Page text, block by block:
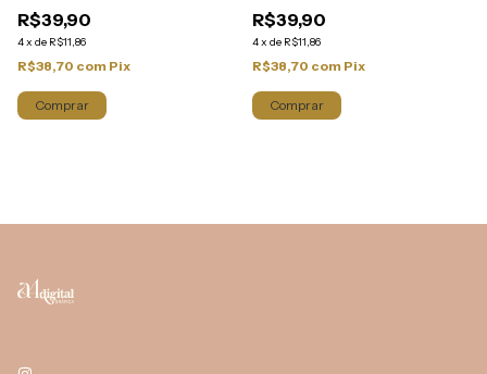
R$39,90
4x de R$11,86
R$38,70 com Pix
R$39,90
4x de R$11,86
R$38,70 com Pix